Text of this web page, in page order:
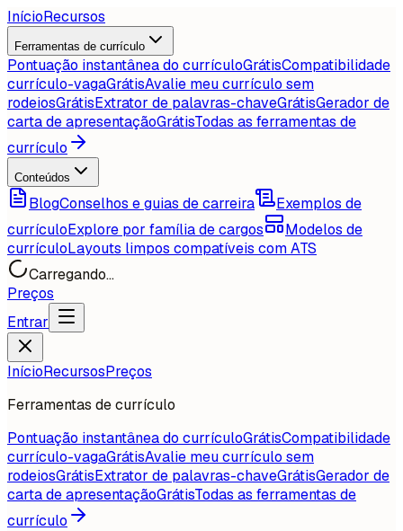
InícioRecursos
Ferramentas de currículo
Pontuação instantânea do currículoGrátisCompatibilidade
currículo-vagaGrátisAvalie meu currículo sem
rodeiosGrátisExtrator de palavras-chaveGrátisGerador de
carta de apresentaçãoGrátisTodas as ferramentas de
currículo
Conteúdos
BlogConselhos e guias de carreira
Exemplos de
currículoExplore por família de cargos
Modelos de
currículoLayouts limpos compatíveis com ATS
Carregando...
Preços
Entrar
InícioRecursosPreços
Ferramentas de currículo
Pontuação instantânea do currículoGrátisCompatibilidade
currículo-vagaGrátisAvalie meu currículo sem
rodeiosGrátisExtrator de palavras-chaveGrátisGerador de
carta de apresentaçãoGrátisTodas as ferramentas de
currículo